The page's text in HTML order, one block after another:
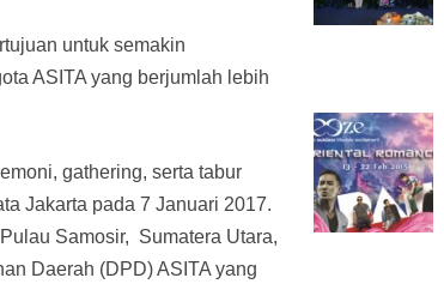
untuk semakin
ASITA yang berjumlah lebih
gathering, serta tabur
Jakarta pada 7 Januari 2017.
Samosir, Sumatera Utara,
Daerah (DPD) ASITA yang